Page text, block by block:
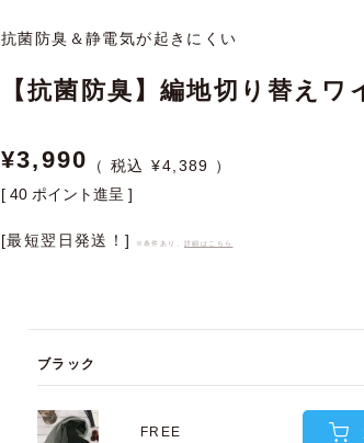
抗菌防臭＆静電気が起きにくい
【抗菌防臭】編地切り替えワ
¥3,990 ¥4,389
[ 40 ポイント進呈 ]
[最短翌日発送！] ※条件あり、 詳細はこちら
ブラック
FREE